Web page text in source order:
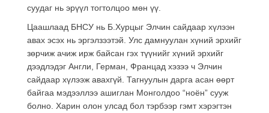
суудаг нь эрүүл тогтолцоо мөн үү.
Цаашлаад БНСУ нь Б.Хурцыг Элчин сайдаар хүлээн
авах эсэх нь эргэлзээтэй. Улс дамнуулан хүний эрхийг
зөрчиж ачиж ирж байсан гэх түүнийг хүний эрхийг
дээдлэдэг Англи, Герман, Францад хэзээ ч Элчин
сайдаар хүлээж авахгүй. Тагнуулын дарга асан өөрт
байгаа мэдээллээ ашиглан Монголдоо “ноён” сууж
болно. Харин олон улсад бол тэрбээр гэмт хэрэгтэн